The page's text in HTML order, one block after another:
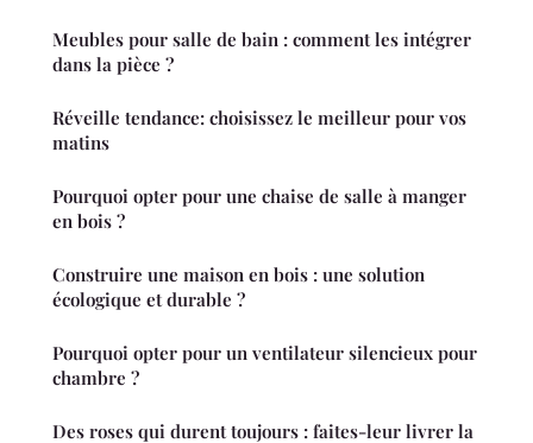
Meubles pour salle de bain : comment les intégrer
dans la pièce ?
Réveille tendance: choisissez le meilleur pour vos
matins
Pourquoi opter pour une chaise de salle à manger
en bois ?
Construire une maison en bois : une solution
écologique et durable ?
Pourquoi opter pour un ventilateur silencieux pour
chambre ?
Des roses qui durent toujours : faites-leur livrer la